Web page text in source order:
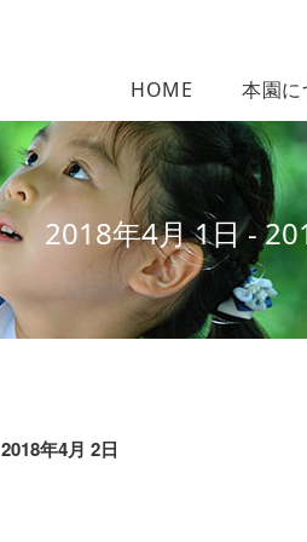
2018年4月 1日 -
2018年4月 2日
HOME 本園に